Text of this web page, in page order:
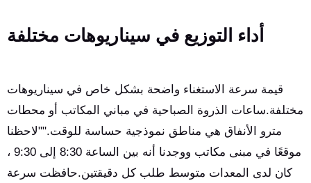
أداء التوزيع في سيناريوهات مختلفة
قيمة سرعة الاستغناء واضحة بشكل خاص في سيناريوهات
مختلفة.ساعات الذروة الصباحية في مباني المكاتب أو محطات
مترو الأنفاق هي مناطق نموذجية حساسة للوقت.""لاحظنا
موقعًا في مبنى مكاتب ووجدنا أنه بين الساعة 8:30 إلى 9:30 ،
كان لدى المعدات متوسط طلب كل دقيقتين.حافظت سرعة